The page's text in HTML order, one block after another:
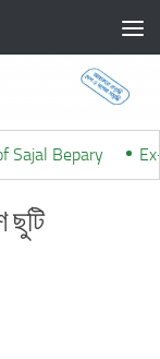
Bepary*** Ex-
ছুটি